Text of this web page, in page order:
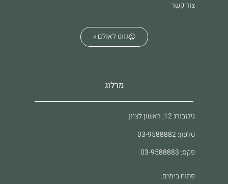
צור קשר
נווט לאולם »
מרלוג
גינזבורג 12, ראשון לציון
טלפון: 03-9588882
פקס: 03-9588883
פתוח בימים: